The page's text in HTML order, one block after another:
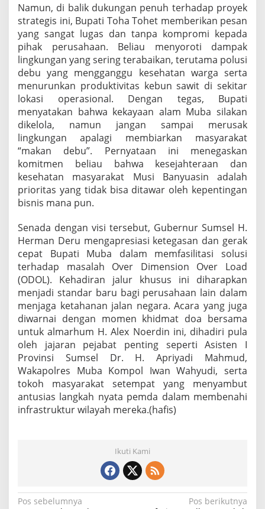
y
u
n
g
L
e
n
c
r
Namun, di balik dukungan penuh terhadap proyek
strategis ini, Bupati Toha Tohet memberikan pesan
yang sangat lugas dan tanpa kompromi kepada
pihak perusahaan. Beliau menyoroti dampak
lingkungan yang sering terabaikan, terutama polusi
debu yang mengganggu kesehatan warga serta
menurunkan produktivitas kebun sawit di sekitar
lokasi operasional. Dengan tegas, Bupati
menyatakan bahwa kekayaan alam Muba silakan
dikelola, namun jangan sampai merusak
lingkungan apalagi membiarkan masyarakat
“makan debu”. Pernyataan ini menegaskan
komitmen beliau bahwa kesejahteraan dan
kesehatan masyarakat Musi Banyuasin adalah
prioritas yang tidak bisa ditawar oleh kepentingan
bisnis mana pun.
Senada dengan visi tersebut, Gubernur Sumsel H.
Herman Deru mengapresiasi ketegasan dan gerak
cepat Bupati Muba dalam memfasilitasi solusi
terhadap masalah Over Dimension Over Load
(ODOL). Kehadiran jalur khusus ini diharapkan
menjadi standar baru bagi perusahaan lain dalam
menjaga ketahanan jalan negara. Acara yang juga
diwarnai dengan momen khidmat doa bersama
untuk almarhum H. Alex Noerdin ini, dihadiri pula
oleh jajaran pejabat penting seperti Asisten I
Provinsi Sumsel Dr. H. Apriyadi Mahmud,
Wakapolres Muba Kompol Iwan Wahyudi, serta
tokoh masyarakat setempat yang menyambut
antusias langkah nyata pemda dalam membenahi
infrastruktur wilayah mereka.(hafis)
Ikuti Kami
N
Pos sebelumnya
Pos berikutnya